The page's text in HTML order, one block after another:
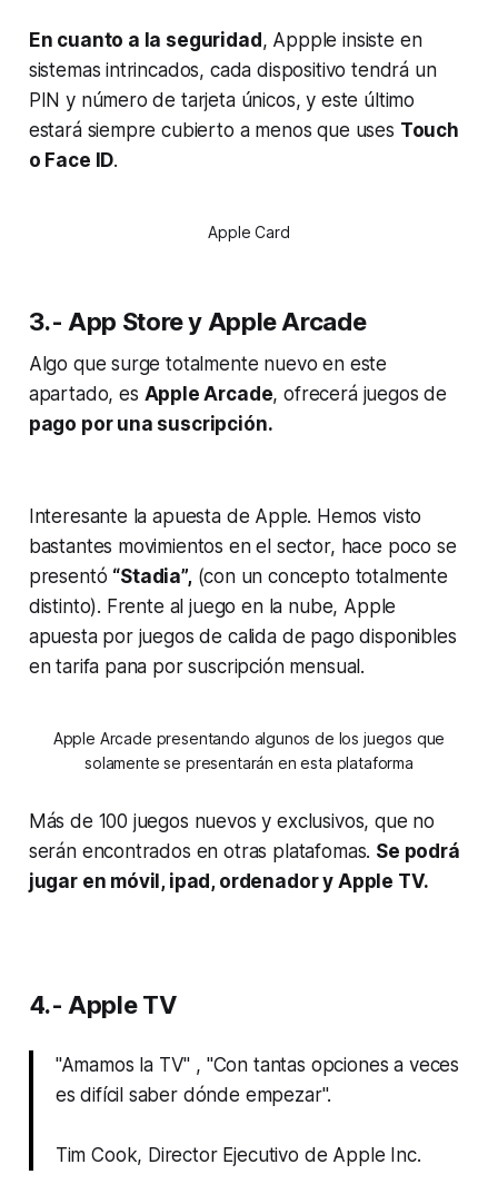
En cuanto a la seguridad , Appple insiste en
sistemas intrincados, cada dispositivo tendrá un
PIN y número de tarjeta únicos, y este último
estará siempre cubierto a menos que uses Touch
o Face ID.
Apple Card
3.- App Store y Apple Arcade
Algo que surge totalmente nuevo en este
apartado, es Apple Arcade, ofrecerá juegos de
pago por una suscripción.
Interesante la apuesta de Apple. Hemos visto
bastantes movimientos en el sector, hace poco se
presentó “Stadia”,(con un concepto totalmente
distinto). Frente al juego en la nube, Apple
apuesta por juegos de calida de pago disponibles
en tarifa pana por suscripción mensual.
Apple Arcade presentando algunos de los juegos que
solamente se presentarán en esta plataforma
Más de 100 juegos nuevos y exclusivos, que no
serán encontrados en otras platafomas. Se podrá
jugar en móvil, ipad, ordenador y Apple TV.
4.- Apple TV
"Amamos la TV" , "Con tantas opciones a veces
es difícil saber dónde empezar".
Tim Cook, Director Ejecutivo de Apple Inc.